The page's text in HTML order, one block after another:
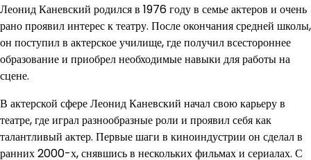
Леонид Каневский родился в 1976 году в семье актеров и очень
рано проявил интерес к театру. После окончания средней школы,
он поступил в актерское училище, где получил всестороннее
образование и приобрел необходимые навыки для работы на
сцене.
В актерской сфере Леонид Каневский начал свою карьеру в
театре, где играл разнообразные роли и проявил себя как
талантливый актер. Первые шаги в киноиндустрии он сделал в
ранних 2000-х, снявшись в нескольких фильмах и сериалах. С